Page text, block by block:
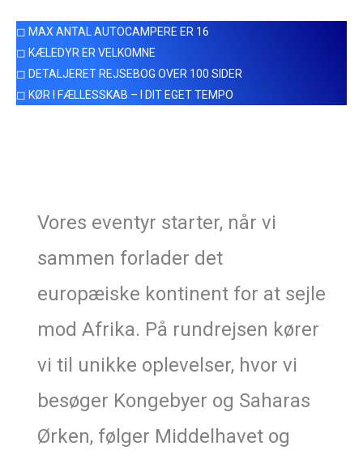
◻ MAX ANTAL AUTOCAMPERE ER 16
◻ KÆLEDYR ER VELKOMNE
◻ DETALJERET REJSEBOG OVER 100 SIDER
◻ KØR I FÆLLESSKAB – I DIT EGET TEMPO
Vores eventyr starter, når vi
sammen forlader det
europæiske kontinent for at sejle
mod Afrika. På rundrejsen kører
vi til unikke oplevelser, hvor vi
besøger Kongebyer og Saharas
Ørken, følger Middelhavet og